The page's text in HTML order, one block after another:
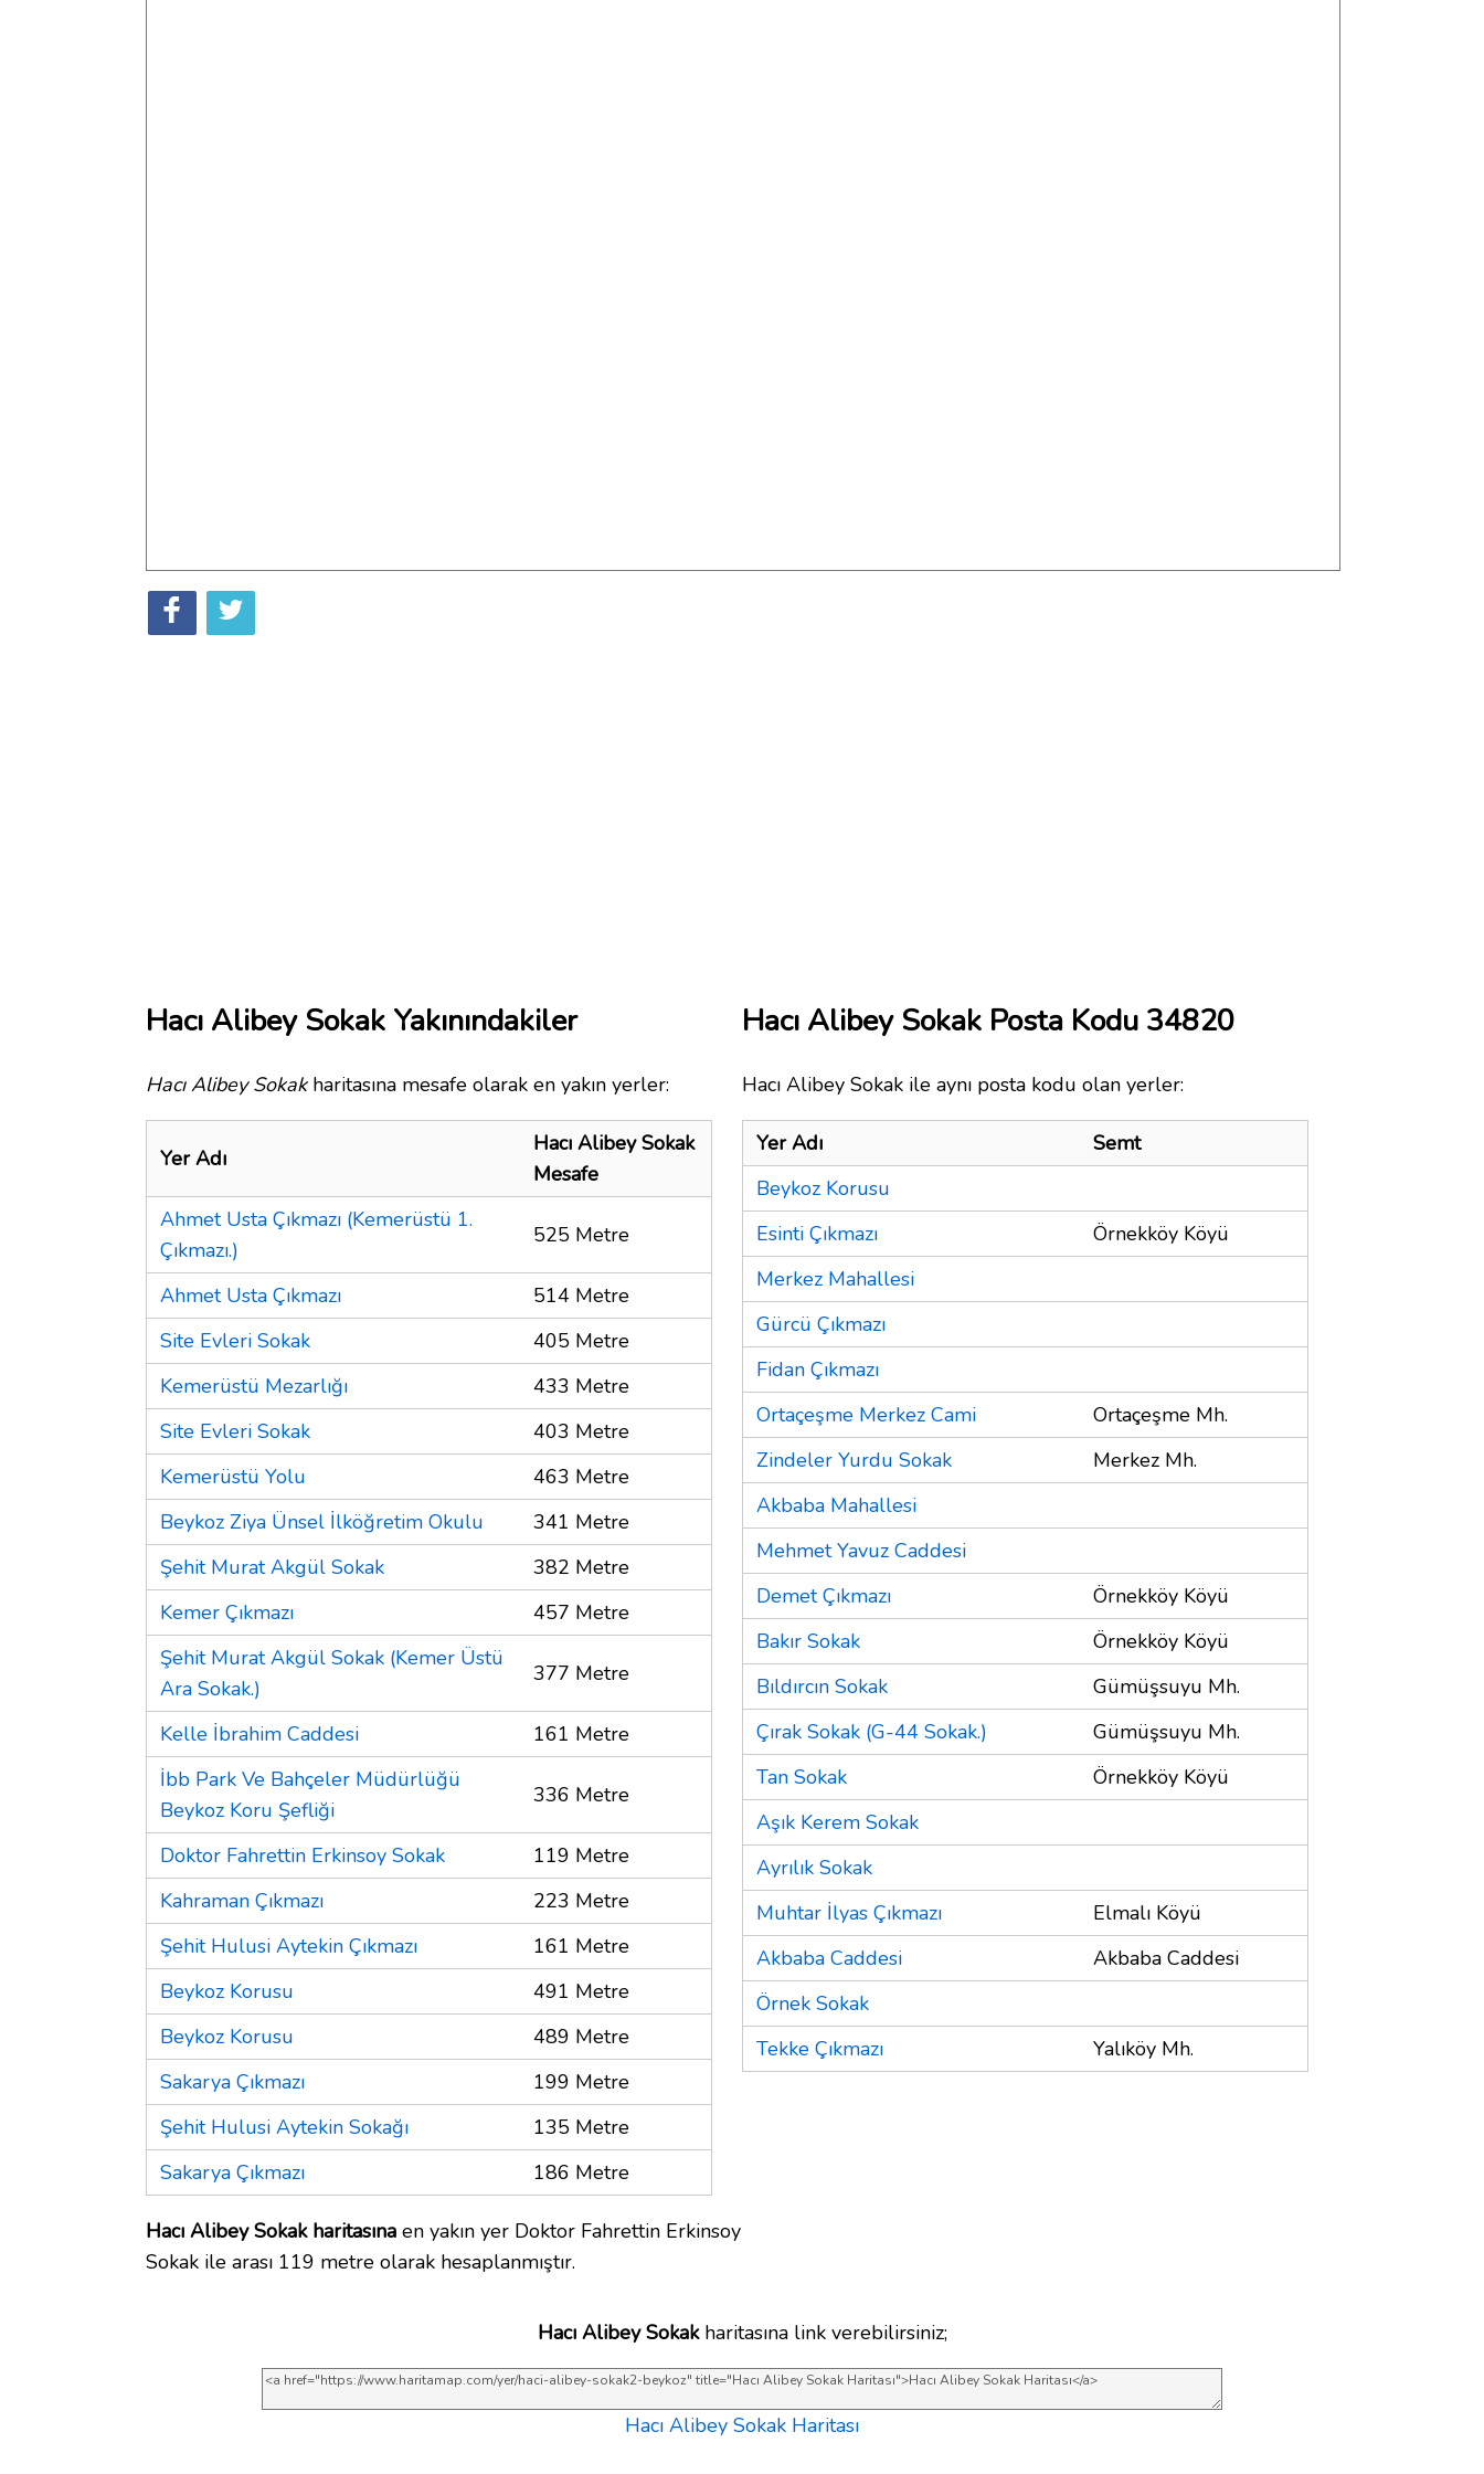
Hacı Alibey Sokak Yakınındakiler
Hacı Alibey Sokakharitasına mesafe olarak en yakın yerler:
Yer Adı
Hacı Alibey Sokak
Mesafe
Ahmet Usta Çıkmazı (Kemerüstü 1.
Çıkmazı.)
525 Metre
Ahmet Usta Çıkmazı
514 Metre
Site Evleri Sokak
405 Metre
Kemerüstü Mezarlığı
433 Metre
Site Evleri Sokak
403 Metre
Kemerüstü Yolu
463 Metre
Beykoz Ziya Ünsel İlköğretim Okulu
341 Metre
Şehit Murat Akgül Sokak
382 Metre
Kemer Çıkmazı
457 Metre
Şehit Murat Akgül Sokak (Kemer Üstü
Ara Sokak.)
377 Metre
Kelle İbrahim Caddesi
161 Metre
İbb Park Ve Bahçeler Müdürlüğü
Beykoz Koru Şefliği
336 Metre
Doktor Fahrettin Erkinsoy Sokak
119 Metre
Kahraman Çıkmazı
223 Metre
Şehit Hulusi Aytekin Çıkmazı
161 Metre
Beykoz Korusu
491 Metre
Beykoz Korusu
489 Metre
Sakarya Çıkmazı
199 Metre
Şehit Hulusi Aytekin Sokağı
135 Metre
Sakarya Çıkmazı
186 Metre
Hacı Alibey Sokak haritasına en yakın yer Doktor Fahrettin Erkinsoy
Sokak ile arası 119 metre olarak hesaplanmıştır.
Hacı Alibey Sokak Posta Kodu 34820
Hacı Alibey Sokak ile aynı posta kodu olan yerler:
Yer Adı
Semt
Beykoz Korusu
Esinti Çıkmazı
Örnekköy Köyü
Merkez Mahallesi
Gürcü Çıkmazı
Fidan Çıkmazı
Ortaçeşme Merkez Cami
Ortaçeşme Mh.
Zindeler Yurdu Sokak
Merkez Mh.
Akbaba Mahallesi
Mehmet Yavuz Caddesi
Demet Çıkmazı
Örnekköy Köyü
Bakır Sokak
Örnekköy Köyü
Bıldırcın Sokak
Gümüşsuyu Mh.
Çırak Sokak (G-44 Sokak.)
Gümüşsuyu Mh.
Tan Sokak
Örnekköy Köyü
Aşık Kerem Sokak
Ayrılık Sokak
Muhtar İlyas Çıkmazı
Elmalı Köyü
Akbaba Caddesi
Akbaba Caddesi
Örnek Sokak
Tekke Çıkmazı
Yalıköy Mh.
Hacı Alibey Sokakharitasına link verebilirsiniz;
Hacı Alibey Sokak Haritası